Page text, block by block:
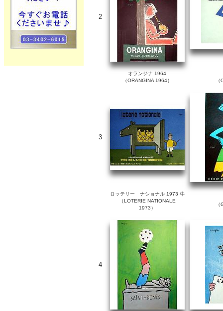
2
オランジナ 1964
（ORANGINA 1964）
3
ロッテリー ナショナル 1973 牛
（LOTERIE NATIONALE
1973）
4